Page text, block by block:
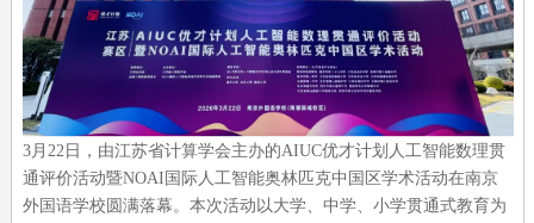
3月22日，由江苏省计算学会主办的AIUC优才计划人工智能数理贯
通评价活动暨NOAI国际人工智能奥林匹克中国区学术活动在南京
外国语学校圆满落幕。本次活动以大学、中学、小学贯通式教育为